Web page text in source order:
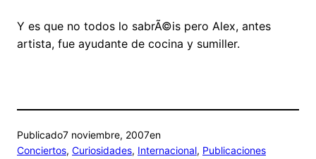
Y es que no todos lo sabrÃ©is pero Alex, antes
artista, fue ayudante de cocina y sumiller.
Publicado7 noviembre, 2007en
Conciertos, Curiosidades, Internacional, Publicaciones